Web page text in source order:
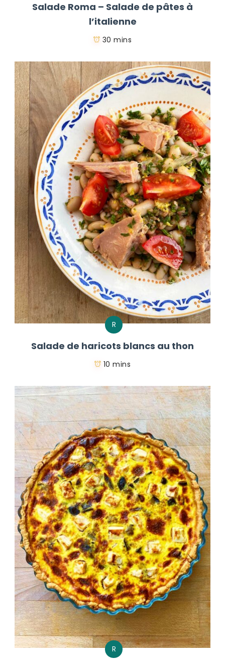
Salade Roma – Salade de pâtes à
l’italienne
30 mins
R
Salade de haricots blancs au thon
10 mins
R